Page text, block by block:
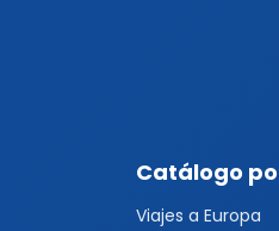
Catálogo
Viajes a Europa